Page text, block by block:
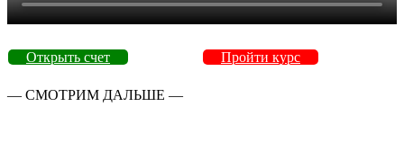
Открыть счет Пройти курс
— СМОТРИМ ДАЛЬШЕ —